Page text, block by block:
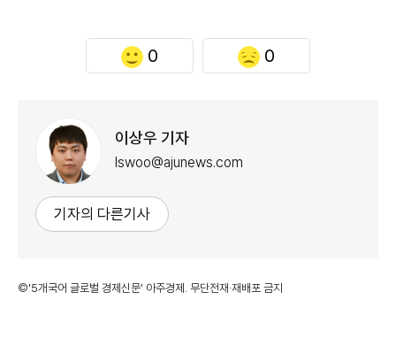
0 0
이상우 기자
lswoo@ajunews.com
기자의 다른기사
©'5개국어 글로벌 경제신문' 아주경제. 무단전재·재배포 금지